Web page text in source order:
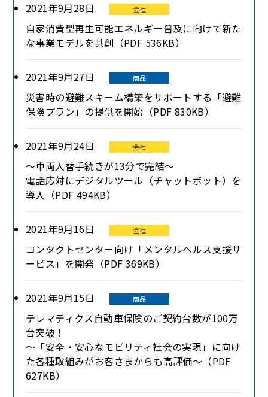
2021年9月28日 会社
自家消費型再生可能エネルギー普及に向けて新た
な事業モデルを共創（PDF 536KB）
2021年9月27日 商品
災害時の避難スキーム構築をサポートする「避難
保険プラン」の提供を開始（PDF 830KB）
2021年9月24日 会社
～車両入替手続きが13分で完結～
電話応対にデジタルツール（チャットボット）を
導入（PDF 494KB）
2021年9月16日 会社
コンタクトセンター向け「メンタルヘルス支援サ
ービス」を開発（PDF 369KB）
2021年9月15日 商品
テレマティクス自動車保険のご契約台数が100万
台突破！
～「安全・安心なモビリティ社会の実現」に向け
た各種取組みがお客さまからも高評価～（PDF
627KB）